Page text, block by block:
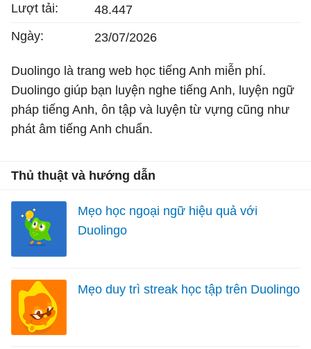
Lượt tải:
48.447
Ngày:
23/07/2026
Duolingo là trang web học tiếng Anh miễn phí.
Duolingo giúp bạn luyện nghe tiếng Anh, luyện ngữ
pháp tiếng Anh, ôn tập và luyện từ vựng cũng như
phát âm tiếng Anh chuẩn.
Thủ thuật và hướng dẫn
Mẹo học ngoại ngữ hiệu quả với
Duolingo
Mẹo duy trì streak học tập trên Duolingo